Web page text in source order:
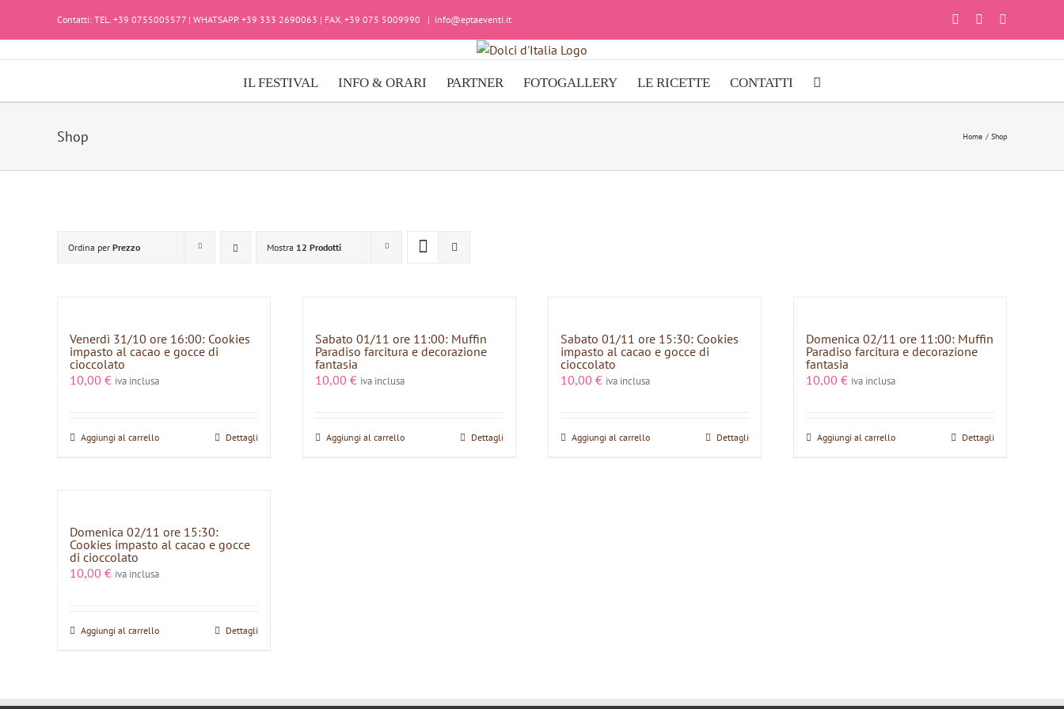
Contatti: TEL. +39 0755005577 | WHATSAPP. +39 333 2690063 | FAX. +39 075 5009990 | info@eptaeventi.it FacebookInstagram
IL FESTIVAL INFO & ORARI PARTNER FOTOGALLERY LE RICETTE CONTATTI
Shop Home Shop
Ordina per Prezzo Mostra 12 Prodotti
Venerdì 31/10 ore 16:00: Cookies
impasto al cacao e gocce di
cioccolato
10,00 € iva inclusa
Aggiungi al carrello Dettagli
Sabato 01/11 ore 11:00: Muffin
Paradiso farcitura e decorazione
fantasia
10,00 € iva inclusa
Aggiungi al carrello Dettagli
Sabato 01/11 ore 15:30: Cookies
impasto al cacao e gocce di
cioccolato
10,00 € iva inclusa
Aggiungi al carrello Dettagli
Domenica 02/11 ore 11:00: Muffin
Paradiso farcitura e decorazione
fantasia
10,00 € iva inclusa
Aggiungi al carrello Dettagli
Domenica 02/11 ore 15:30:
Cookies impasto al cacao e gocce
di cioccolato
10,00 € iva inclusa
Aggiungi al carrello Dettagli